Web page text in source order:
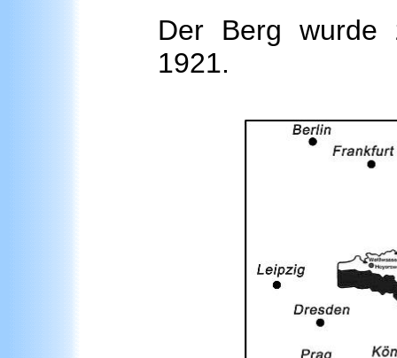
Der Berg wurde
1921.